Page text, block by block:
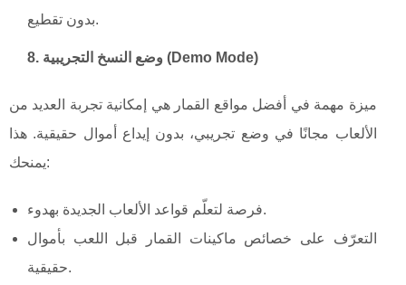
بدون تقطيع.
8. وضع النسخ التجريبية (Demo Mode)
ميزة مهمة في أفضل مواقع القمار هي إمكانية تجربة العديد من
الألعاب مجانًا في وضع تجريبي، بدون إيداع أموال حقيقية. هذا
يمنحك:
فرصة لتعلّم قواعد الألعاب الجديدة بهدوء.
التعرّف على خصائص ماكينات القمار قبل اللعب بأموال
حقيقية.